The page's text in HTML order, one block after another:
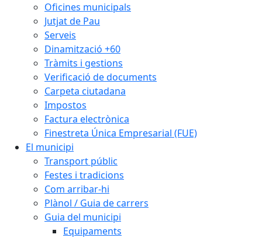
Oficines municipals
Jutjat de Pau
Serveis
Dinamització +60
Tràmits i gestions
Verificació de documents
Carpeta ciutadana
Impostos
Factura electrònica
Finestreta Única Empresarial (FUE)
El municipi
Transport públic
Festes i tradicions
Com arribar-hi
Plànol / Guia de carrers
Guia del municipi
Equipaments